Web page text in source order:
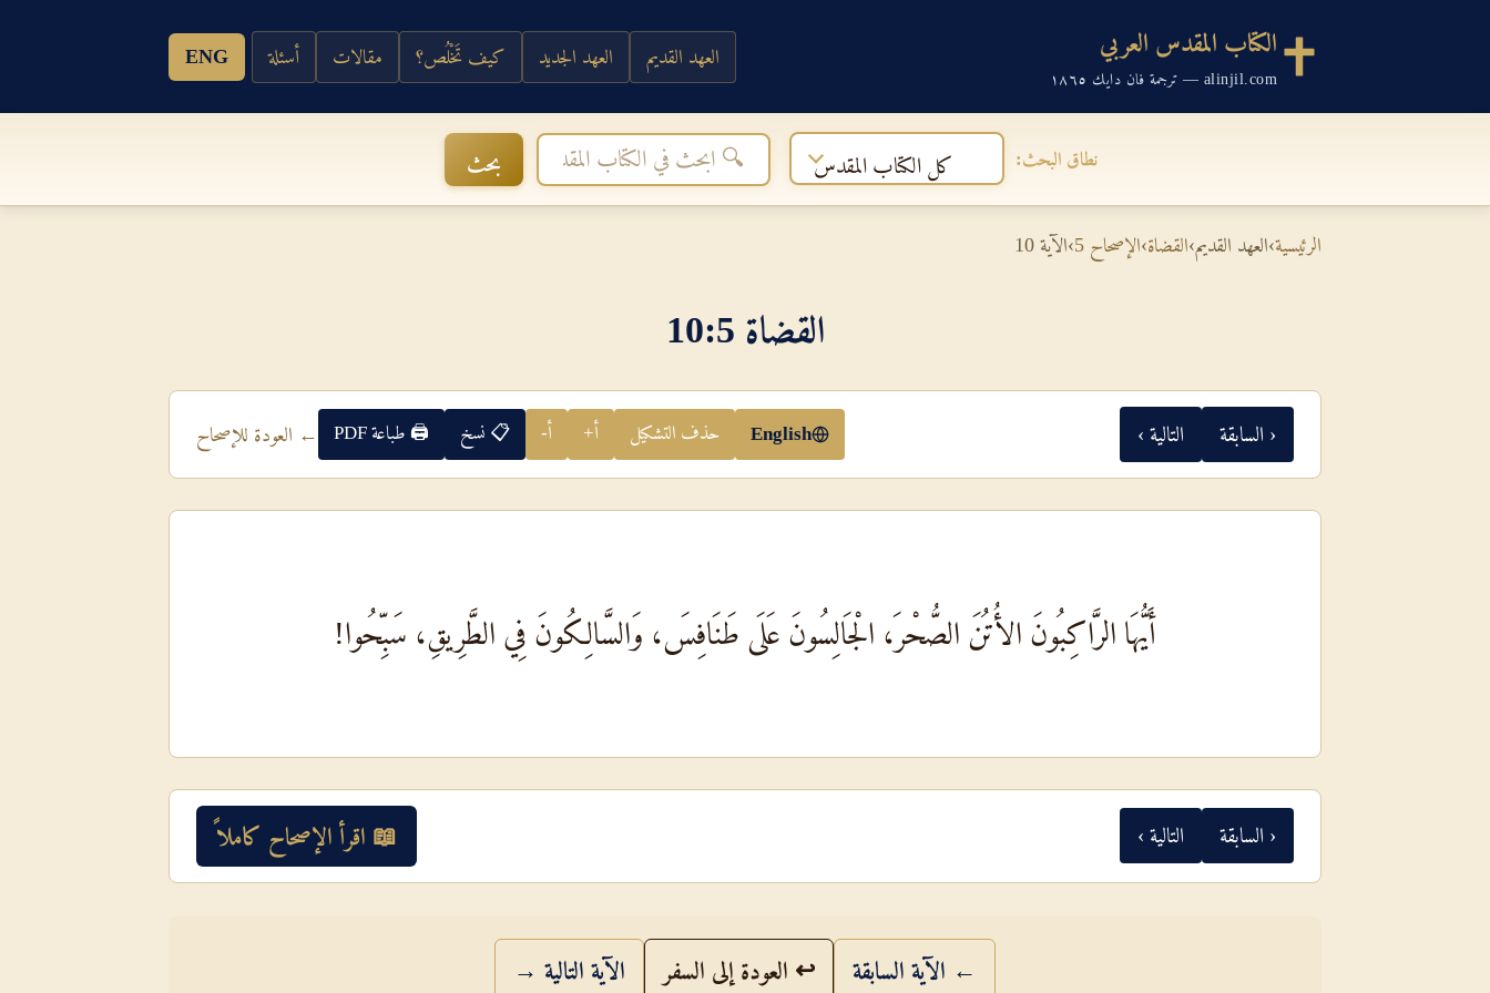
الكتاب المقدس العربي
alinjil.com — ترجمة فان دايك ١٨٦٥
العهد القديم العهد الجديد كيف تَخْلُص؟ مقالات أسئلة ENG
نطاق البحث: كل الكتاب المقدس بحث
الرئيسية›العهد القديم›القضاة›الإصحاح 5 ›الآية 10
القضاة 5‏:‏10
‹ السابقة التالية › English حذف التشكيل أ+ أ- 📋 نسخ 🖨 طباعة PDF ← العودة للإصحاح
أَيُّهَا الرَّاكِبُونَ الأُتُنَ الصُّحْرَ، الْجَالِسُونَ عَلَى طَنَافِسَ، وَالسَّالِكُونَ فِي الطَّرِيقِ، سَبِّحُوا!
‹ السابقة التالية › 📖 اقرأ الإصحاح كاملاً
← الآية السابقة ↩ العودة إلى السفر الآية التالية →